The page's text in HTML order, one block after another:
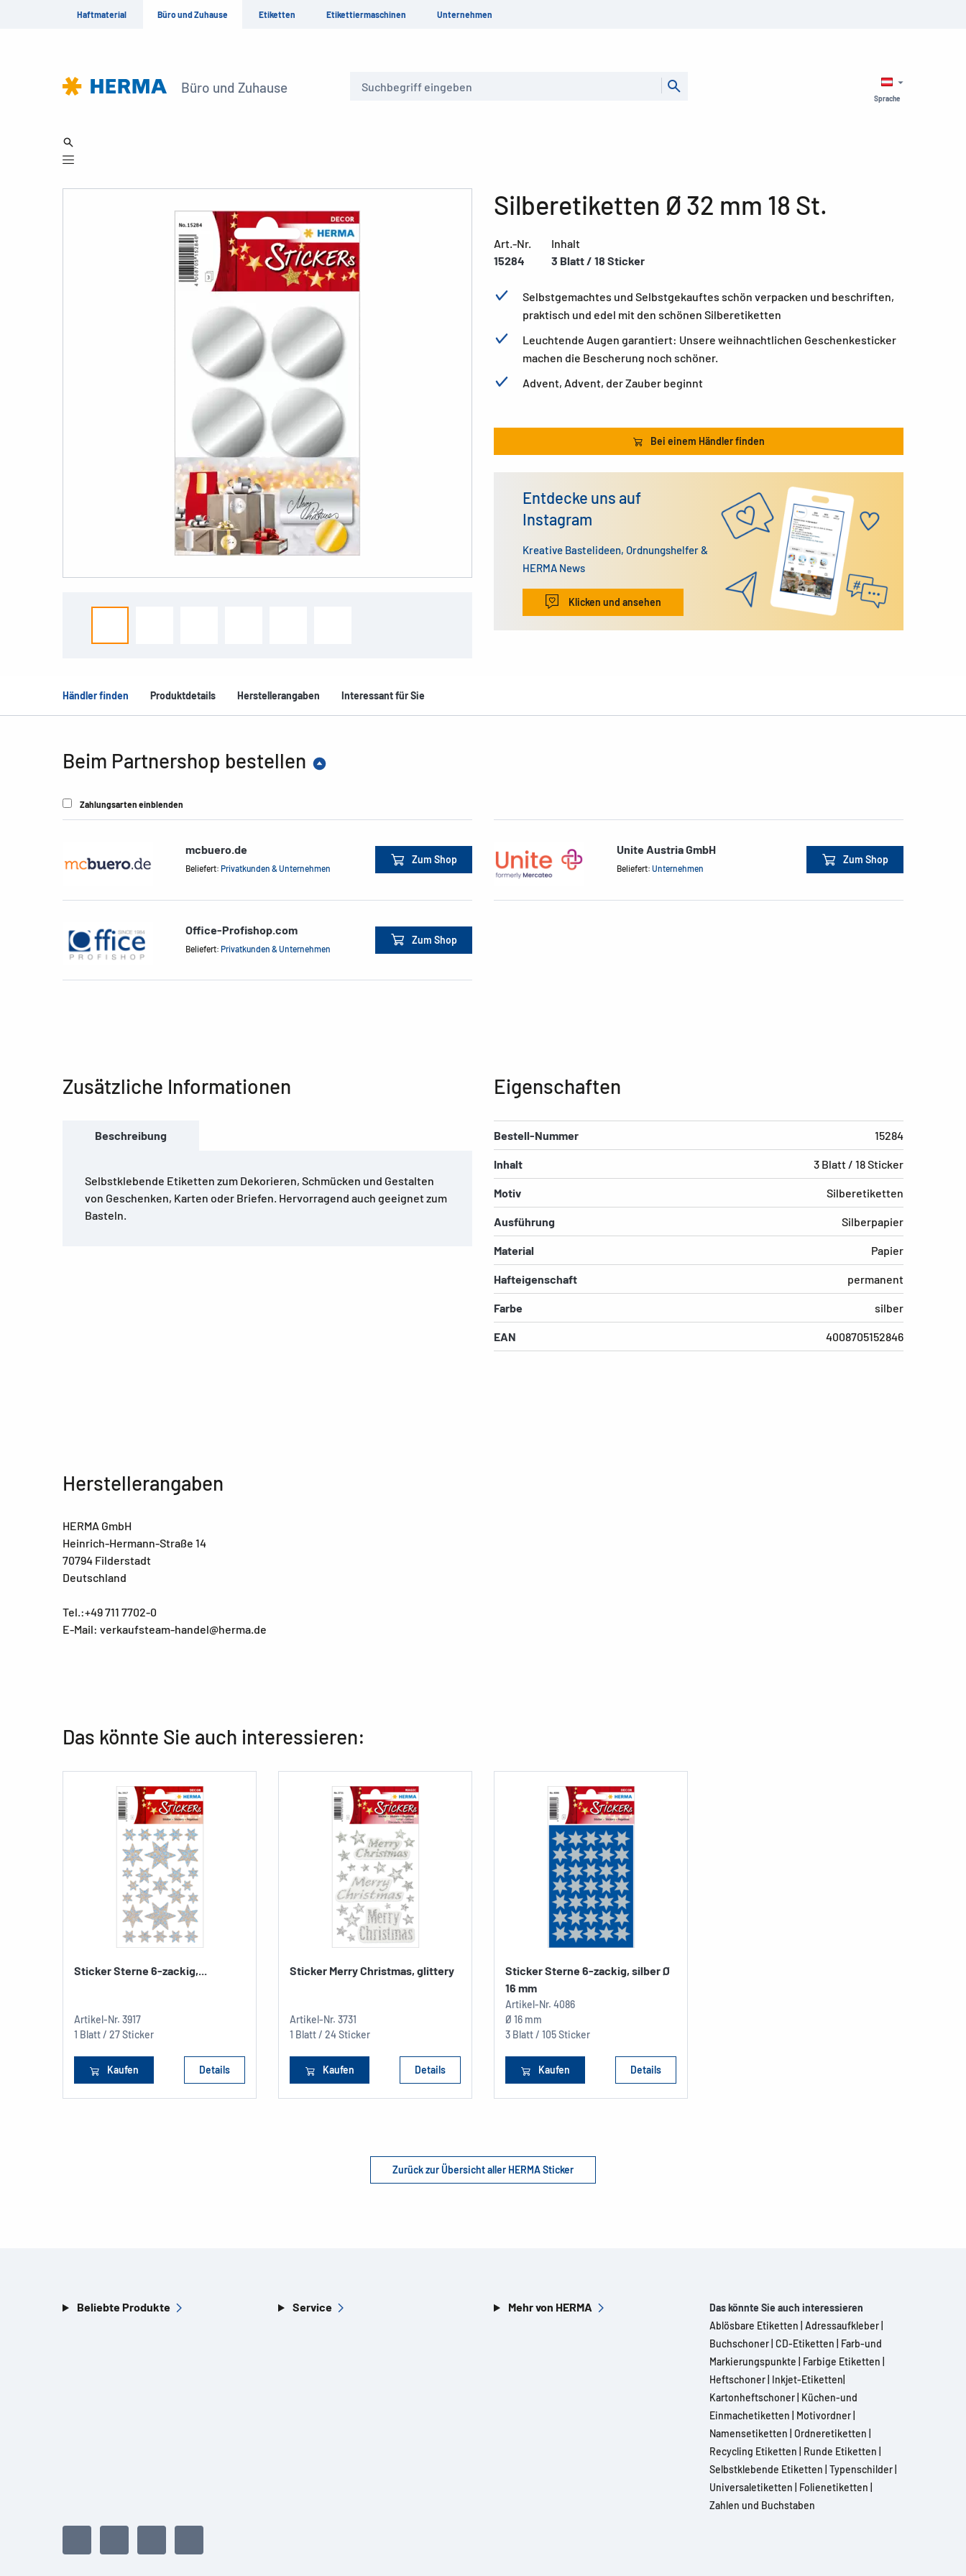
Haftmaterial Büro und Zuhause Etiketten Etikettiermaschinen Unternehmen
Büro und Zuhause
Sprache
Silberetiketten Ø 32 mm 18 St.
Art.-Nr.
15284
Inhalt
3 Blatt / 18 Sticker
Selbstgemachtes und Selbstgekauftes schön verpacken und beschriften,
praktisch und edel mit den schönen Silberetiketten
Leuchtende Augen garantiert: Unsere weihnachtlichen Geschenkesticker
machen die Bescherung noch schöner.
Advent, Advent, der Zauber beginnt
Bei einem Händler finden
Entdecke uns auf
Instagram
Kreative Bastelideen, Ordnungshelfer &
HERMA News
Klicken und ansehen
Händler finden Produktdetails Herstellerangaben Interessant für Sie
Beim Partnershop bestellen
Zahlungsarten einblenden
mcbuero.de
Beliefert: Privatkunden & Unternehmen
Zum Shop
Unite Austria GmbH
Beliefert: Unternehmen
Zum Shop
Office-Profishop.com
Beliefert: Privatkunden & Unternehmen
Zum Shop
Zusätzliche Informationen
Beschreibung
Selbstklebende Etiketten zum Dekorieren, Schmücken und Gestalten
von Geschenken, Karten oder Briefen. Hervorragend auch geeignet zum
Basteln.
Eigenschaften
Bestell-Nummer 15284
Inhalt 3 Blatt / 18 Sticker
Motiv Silberetiketten
Ausführung Silberpapier
Material Papier
Hafteigenschaft permanent
Farbe silber
EAN 4008705152846
Herstellerangaben
HERMA GmbH
Heinrich-Hermann-Straße 14
70794 Filderstadt
Deutschland
Tel.:+49 711 7702-0
E-Mail: verkaufsteam-handel@herma.de
Das könnte Sie auch interessieren:
Sticker Sterne 6-zackig,...
Artikel-Nr. 3917
1 Blatt / 27 Sticker
Kaufen Details
Sticker Merry Christmas, glittery
Artikel-Nr. 3731
1 Blatt / 24 Sticker
Kaufen Details
Sticker Sterne 6-zackig, silber Ø
16 mm
Artikel-Nr. 4086
Ø 16 mm
3 Blatt / 105 Sticker
Kaufen Details
Zurück zur Übersicht aller HERMA Sticker
Beliebte Produkte Service Mehr von HERMA
Das könnte Sie auch interessieren
Ablösbare Etiketten Adressaufkleber
Buchschoner CD-Etiketten
Farb-und
Markierungspunkte
Farbige Etiketten
Heftschoner Inkjet-Etiketten
Kartonheftschoner Küchen-und
Einmachetiketten
Motivordner
Namensetiketten Ordneretiketten
Recycling Etiketten
Runde Etiketten
Selbstklebende Etiketten Typenschilder
Universaletiketten
Folienetiketten
Zahlen und Buchstaben